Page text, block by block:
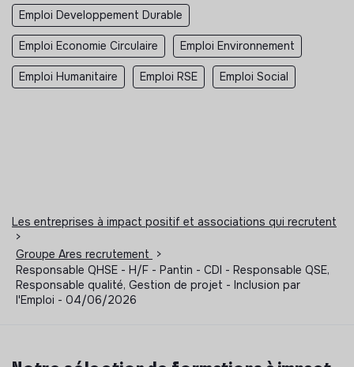
Emploi Developpement Durable
Emploi Economie Circulaire Emploi Environnement
Emploi Humanitaire Emploi RSE Emploi Social
Les entreprises à impact positif et associations qui recrutent
>
Groupe Ares recrutement
>
Responsable QHSE - H/F - Pantin - CDI - Responsable QSE,
Responsable qualité, Gestion de projet - Inclusion par
l'Emploi - 04/06/2026